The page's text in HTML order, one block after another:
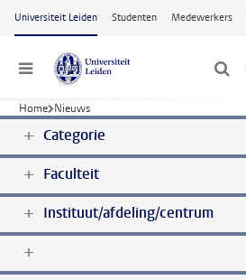
Ga naar hoofdinhoud
Universiteit Leiden Studenten Medewerkers
Menu
Home Nieuws
Categorie
Faculteit
Instituut/afdeling/centrum